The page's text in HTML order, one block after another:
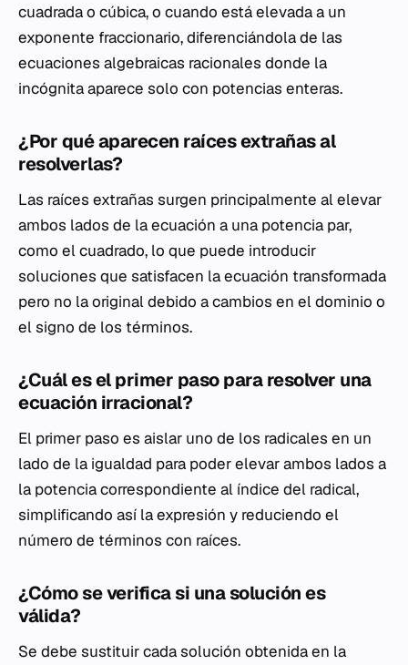
cuadrada o cúbica, o cuando está elevada a un
exponente fraccionario, diferenciándola de las
ecuaciones algebraicas racionales donde la
incógnita aparece solo con potencias enteras.
¿Por qué aparecen raíces extrañas al
resolverlas?
Las raíces extrañas surgen principalmente al elevar
ambos lados de la ecuación a una potencia par,
como el cuadrado, lo que puede introducir
soluciones que satisfacen la ecuación transformada
pero no la original debido a cambios en el dominio o
el signo de los términos.
¿Cuál es el primer paso para resolver una
ecuación irracional?
El primer paso es aislar uno de los radicales en un
lado de la igualdad para poder elevar ambos lados a
la potencia correspondiente al índice del radical,
simplificando así la expresión y reduciendo el
número de términos con raíces.
¿Cómo se verifica si una solución es
válida?
Se debe sustituir cada solución obtenida en la